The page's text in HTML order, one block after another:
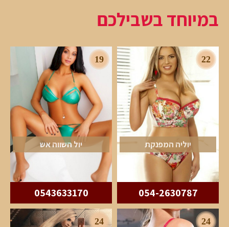
במיוחד בשבילכם
22
יוליה המפנקת
054-2630787
19
יול השווה אש
0543633170
24
24